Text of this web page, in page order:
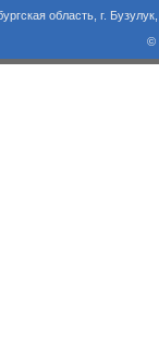
г. Бузулук, ул.
©